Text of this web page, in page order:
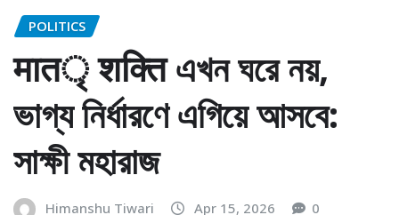
POLITICS
मातৃ शक्ति এখন ঘরে নয়,
ভাগ্য নির্ধারণে এগিয়ে আসবে:
সাক্ষী মহারাজ
Himanshu Tiwari Apr 15, 2026 0